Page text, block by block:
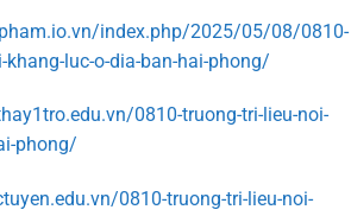
index.php/2025/05/08/0810-
khang-luc-o-dia-ban-hai-phong/
0810-truong-tri-lieu-noi-
phong/
0810-truong-tri-lieu-noi-